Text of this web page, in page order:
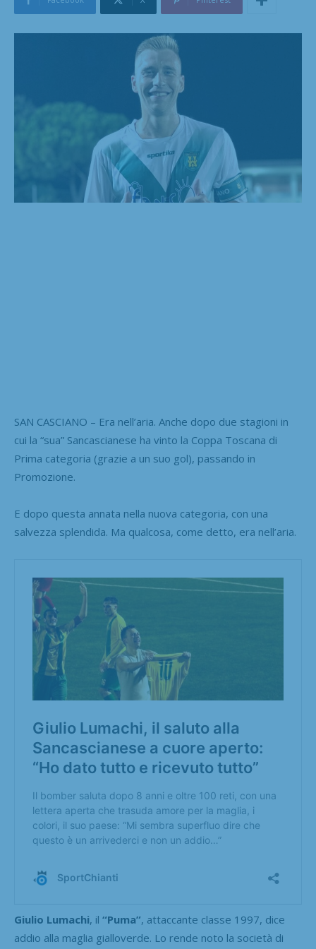
SAN CASCIANO – Era nell’aria. Anche dopo due stagioni in
cui la “sua” Sancascianese ha vinto la Coppa Toscana di
Prima categoria (grazie a un suo gol), passando in
Promozione.
E dopo questa annata nella nuova categoria, con una
salvezza splendida. Ma qualcosa, come detto, era nell’aria.
Giulio Lumachi, il “Puma”, attaccante classe 1997, dice
addio alla maglia gialloverde. Lo rende noto la società di